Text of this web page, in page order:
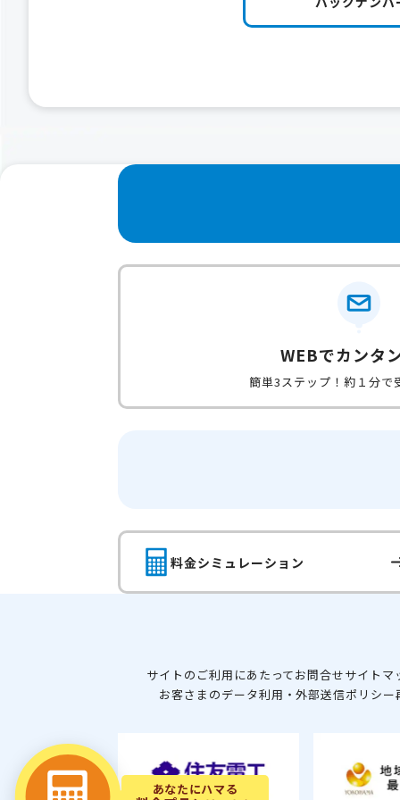
WEBでカンタ
簡単3ステップ！約１分で
料金シミュレーション
あなたにハマる
サイトのご利用にあたってお問合せサイトマ
お客さまのデータ利用・外部送信ポリシー